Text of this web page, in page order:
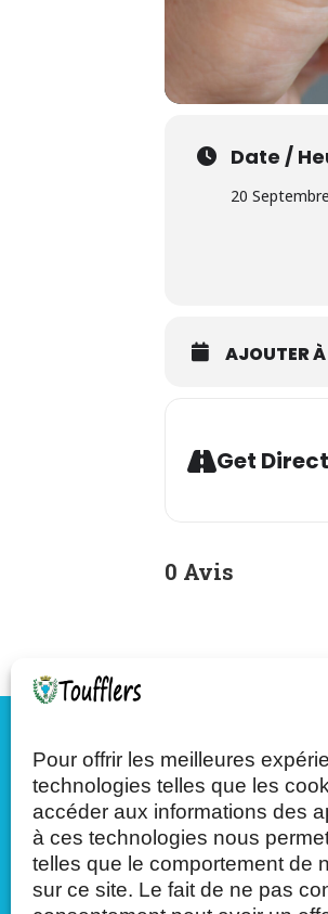
Pour offrir les meilleures
technologies telles que les
accéder aux informations des
à ces technologies nous
telles que le comportement de
sur ce site. Le fait de ne pas
Date /
20
AJOUTER
Get
0 Avis
Mairie de Toufflers
Tél : 03.20.75.27.71
63 rue de Roubaix -